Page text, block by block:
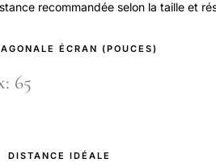
recommandée selon la taille et
ÉCRAN (POUCES)
DISTANCE IDÉALE